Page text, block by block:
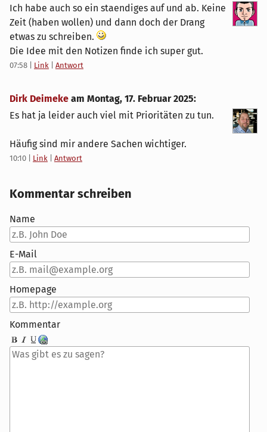
Ich habe auch so ein staendiges auf und ab. Keine
Zeit (haben wollen) und dann doch der Drang
etwas zu schreiben.
Die Idee mit den Notizen finde ich super gut.
07:58 Link Antwort
Dirk Deimeke am Montag, 17. Februar 2025:
Es hat ja leider auch viel mit Prioritäten zu tun.
Häufig sind mir andere Sachen wichtiger.
10:10 Link Antwort
Kommentar schreiben
Name
E-Mail
Homepage
Kommentar